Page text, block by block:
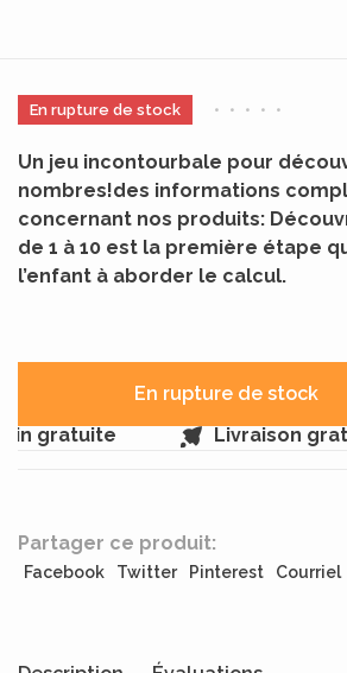
En rupture de stock • • • • •
Un jeu incontourbale pour
nombres!des informations
concernant nos produits:
de 1 à 10 est la première étape
l’enfant à aborder le calcul.
En rupture de stock
gratuite
Livraison
Partager ce produit:
Facebook Twitter Pinterest Courriel